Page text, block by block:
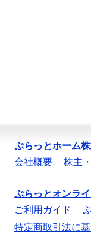
ぷらっとホーム
会社概要
株主
ぷらっとオンラ
ご利用ガイド
特定商取引法に